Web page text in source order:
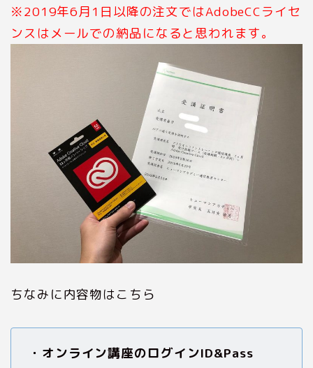
※2019年6月1日以降の注文ではAdobeCCライセ
ンスはメールでの納品になると思われます。
ちなみに内容物はこちら
・オンライン講座のログインID&Pass